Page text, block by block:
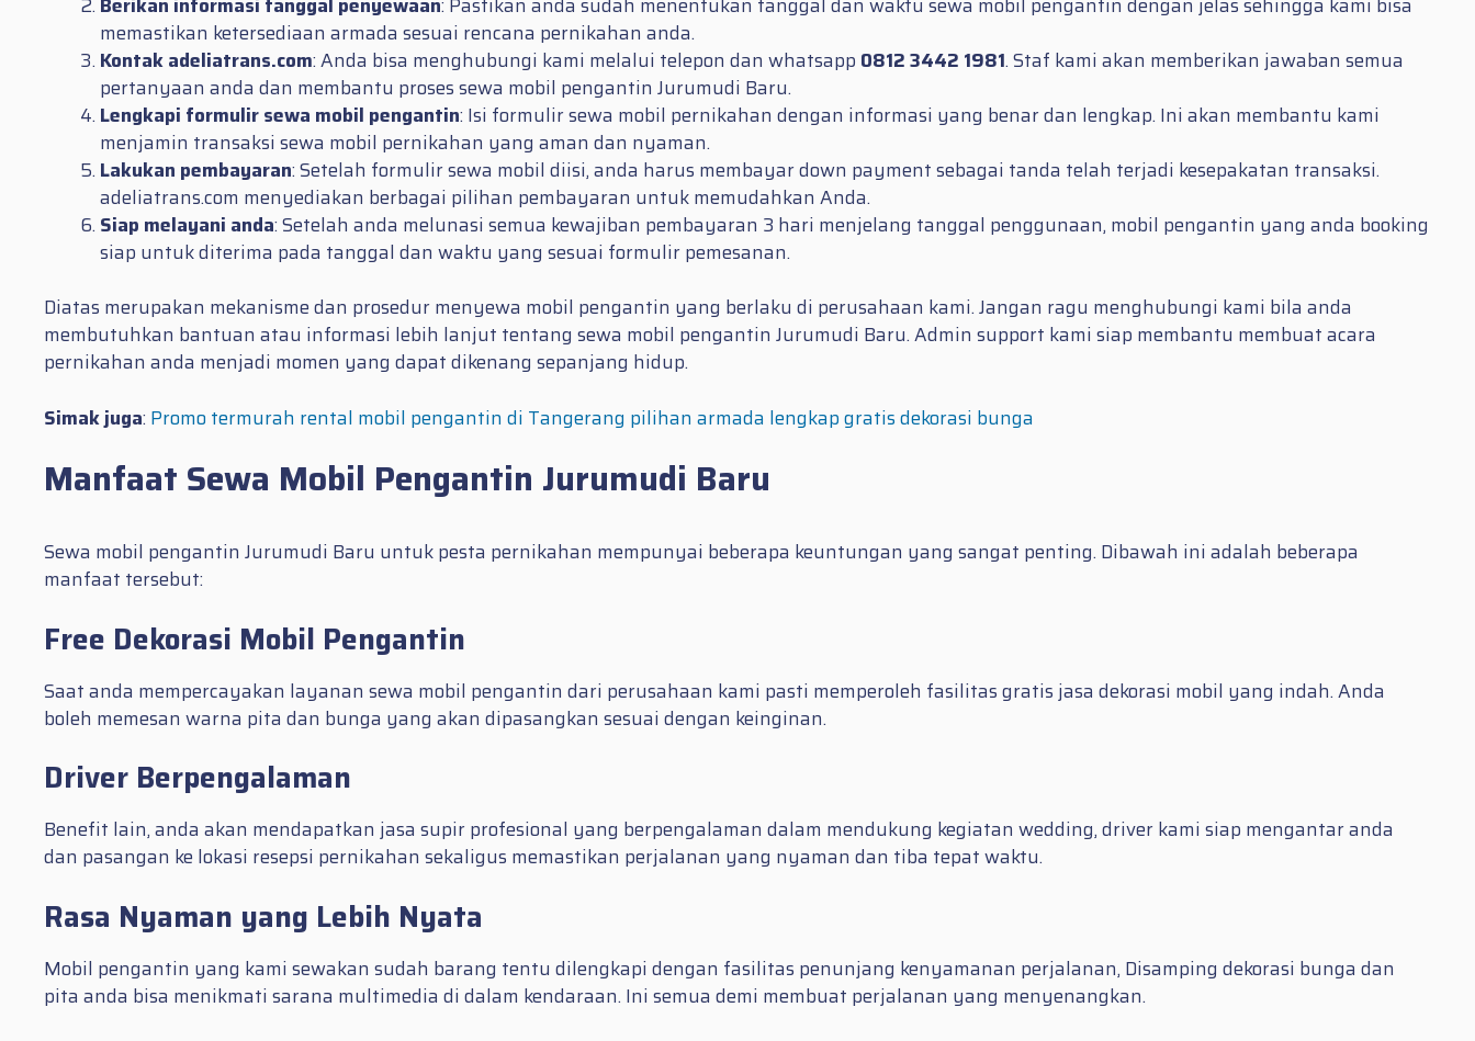
memastikan ketersediaan armada sesuai rencana pernikahan anda.
Kontak adeliatrans.com: Anda bisa menghubungi kami melalui telepon dan whatsapp 0812 3442 1981. Staf kami akan memberikan jawaban semua
pertanyaan anda dan membantu proses sewa mobil pengantin Jurumudi Baru.
Lengkapi formulir sewa mobil pengantin: Isi formulir sewa mobil pernikahan dengan informasi yang benar dan lengkap. Ini akan membantu kami
menjamin transaksi sewa mobil pernikahan yang aman dan nyaman.
Lakukan pembayaran: Setelah formulir sewa mobil diisi, anda harus membayar down payment sebagai tanda telah terjadi kesepakatan transaksi.
adeliatrans.com menyediakan berbagai pilihan pembayaran untuk memudahkan Anda.
Siap melayani anda: Setelah anda melunasi semua kewajiban pembayaran 3 hari menjelang tanggal penggunaan, mobil pengantin yang anda booking
siap untuk diterima pada tanggal dan waktu yang sesuai formulir pemesanan.
Diatas merupakan mekanisme dan prosedur menyewa mobil pengantin yang berlaku di perusahaan kami. Jangan ragu menghubungi kami bila anda
membutuhkan bantuan atau informasi lebih lanjut tentang sewa mobil pengantin Jurumudi Baru. Admin support kami siap membantu membuat acara
pernikahan anda menjadi momen yang dapat dikenang sepanjang hidup.
Simak juga: Promo termurah rental mobil pengantin di Tangerang pilihan armada lengkap gratis dekorasi bunga
Manfaat Sewa Mobil Pengantin Jurumudi Baru
Sewa mobil pengantin Jurumudi Baru untuk pesta pernikahan mempunyai beberapa keuntungan yang sangat penting. Dibawah ini adalah beberapa
manfaat tersebut:
Free Dekorasi Mobil Pengantin
Saat anda mempercayakan layanan sewa mobil pengantin dari perusahaan kami pasti memperoleh fasilitas gratis jasa dekorasi mobil yang indah. Anda
boleh memesan warna pita dan bunga yang akan dipasangkan sesuai dengan keinginan.
Driver Berpengalaman
Benefit lain, anda akan mendapatkan jasa supir profesional yang berpengalaman dalam mendukung kegiatan wedding, driver kami siap mengantar anda
dan pasangan ke lokasi resepsi pernikahan sekaligus memastikan perjalanan yang nyaman dan tiba tepat waktu.
Rasa Nyaman yang Lebih Nyata
Mobil pengantin yang kami sewakan sudah barang tentu dilengkapi dengan fasilitas penunjang kenyamanan perjalanan, Disamping dekorasi bunga dan
pita anda bisa menikmati sarana multimedia di dalam kendaraan. Ini semua demi membuat perjalanan yang menyenangkan.